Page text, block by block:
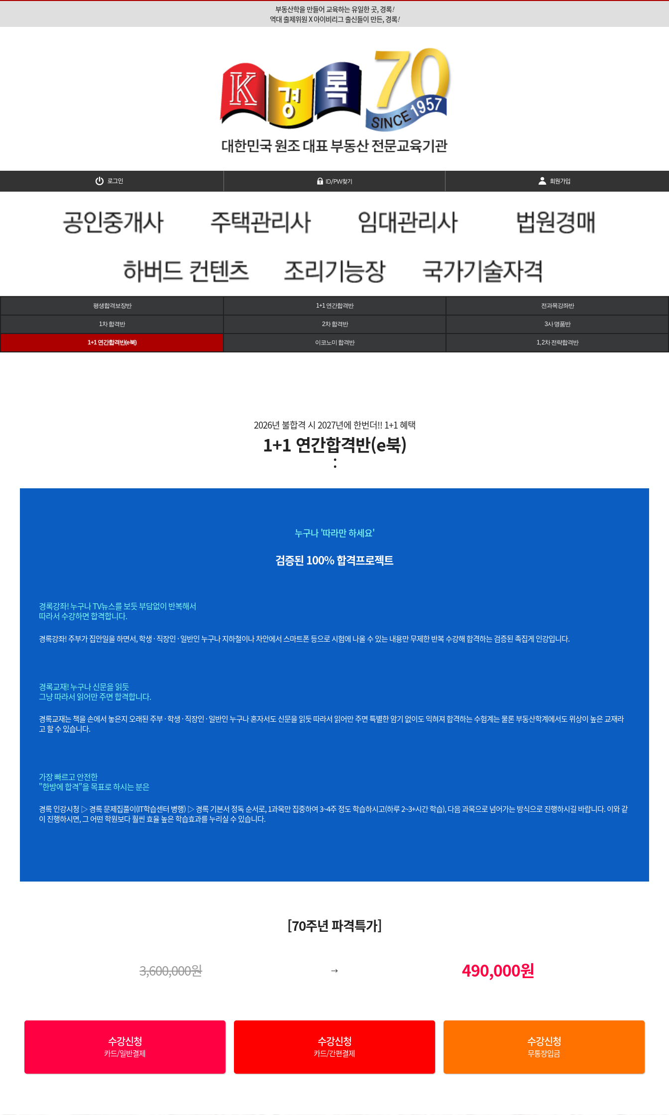
부동산학을 만들어 교육하는 유일한 곳, 경록!
역대 출제위원 X 아이비리그 출신들이 만든, 경록!
평생합격보장반 1+1 연간합격반 전과목강좌반
1차 합격반 2차 합격반 3사 명품반
1+1 연간합격반(e북) 이코노미 합격반 1, 2차 전략합격반
2026년 불합격 시 2027년에 한번더!! 1+1 혜택
1+1 연간합격반(e북)
:
누구나 '따라만 하세요'
검증된 100% 합격프로젝트
경록강좌! 누구나 TV뉴스를 보듯 부담없이 반복해서
따라서 수강하면 합격합니다.
경록강좌! 주부가 집안일을 하면서, 학생 · 직장인 · 일반인 누구나 지하철이나 차안에서 스마트폰 등으로 시험에 나올 수 있는 내용만 무제한 반복 수강해 합격하는 검증된 족집게 인강입니다.
경록교재! 누구나 신문을 읽듯
그냥 따라서 읽어만 주면 합격합니다.
경록교재는 책을 손에서 놓은지 오래된 주부 · 학생 · 직장인 · 일반인 누구나 혼자서도 신문을 읽듯 따라서 읽어만 주면 특별한 암기 없이도 익혀져 합격하는 수험계는 물론 부동산학계에서도 위상이 높은 교재라
고 할 수 있습니다.
가장 빠르고 안전한
"한방에 합격"을 목표로 하시는 분은
경록 인강시청 ▷ 경록 문제집풀이(IT학습센터 병행) ▷ 경록 기본서 정독 순서로, 1과목만 집중하여 3~4주 정도 학습하시고(하루 2~3+시간 학습), 다음 과목으로 넘어가는 방식으로 진행하시길 바랍니다. 이와 같
이 진행하시면, 그 어떤 학원보다 훨씬 효율 높은 학습효과를 누리실 수 있습니다.
[70주년 파격특가]
3,600,000원 → 490,000원
수강신청
카드/일반결제
수강신청
카드/간편결제
수강신청
무통장입금